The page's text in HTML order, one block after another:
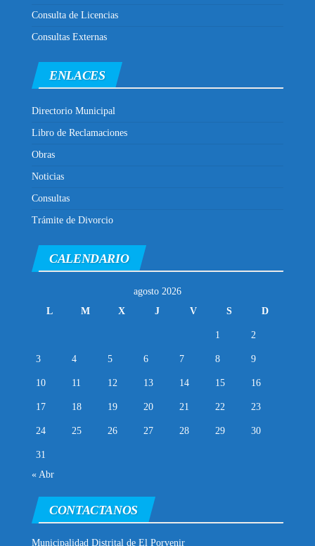
Consulta de Licencias
Consultas Externas
ENLACES
Directorio Municipal
Libro de Reclamaciones
Obras
Noticias
Consultas
Trámite de Divorcio
CALENDARIO
agosto 2026
L
M X J V S D
1 2
3 4 5 6 7 8 9
10 11 12 13 14 15 16
17 18 19 20 21 22 23
24 25 26 27 28 29 30
31
« Abr
CONTACTANOS
Municipalidad Distrital de El Porvenir